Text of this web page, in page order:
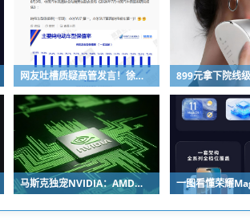
网友吐槽质疑高管发言！徐洁云回应“孩go”言论争议：是小米用户宠物名
马斯克独宠NVIDIA：AMD苏姿丰淡定回应